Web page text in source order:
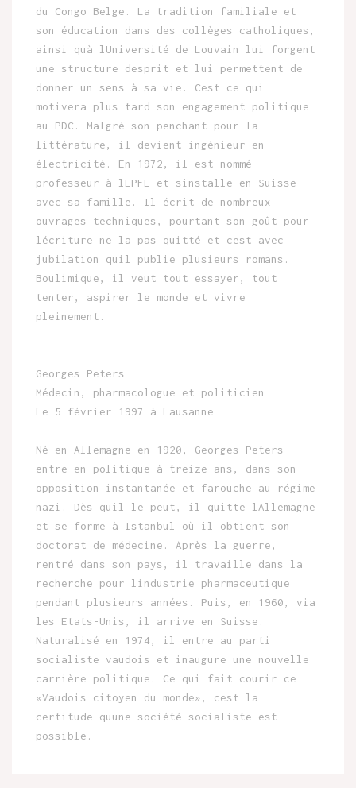
du Congo Belge. La tradition familiale et
son éducation dans des collèges catholiques,
ainsi quà lUniversité de Louvain lui forgent
une structure desprit et lui permettent de
donner un sens à sa vie. Cest ce qui
motivera plus tard son engagement politique
au PDC. Malgré son penchant pour la
littérature, il devient ingénieur en
électricité. En 1972, il est nommé
professeur à lEPFL et sinstalle en Suisse
avec sa famille. Il écrit de nombreux
ouvrages techniques, pourtant son goût pour
lécriture ne la pas quitté et cest avec
jubilation quil publie plusieurs romans.
Boulimique, il veut tout essayer, tout
tenter, aspirer le monde et vivre
pleinement.
Georges Peters
Médecin, pharmacologue et politicien
Le 5 février 1997 à Lausanne
Né en Allemagne en 1920, Georges Peters
entre en politique à treize ans, dans son
opposition instantanée et farouche au régime
nazi. Dès quil le peut, il quitte lAllemagne
et se forme à Istanbul où il obtient son
doctorat de médecine. Après la guerre,
rentré dans son pays, il travaille dans la
recherche pour lindustrie pharmaceutique
pendant plusieurs années. Puis, en 1960, via
les Etats-Unis, il arrive en Suisse.
Naturalisé en 1974, il entre au parti
socialiste vaudois et inaugure une nouvelle
carrière politique. Ce qui fait courir ce
«Vaudois citoyen du monde», cest la
certitude quune société socialiste est
possible.